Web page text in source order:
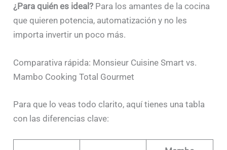
¿Para quién es ideal? Para los amantes de la cocina
que quieren potencia, automatización y no les
importa invertir un poco más.
Comparativa rápida: Monsieur Cuisine Smart vs.
Mambo Cooking Total Gourmet
Para que lo veas todo clarito, aquí tienes una tabla
con las diferencias clave: